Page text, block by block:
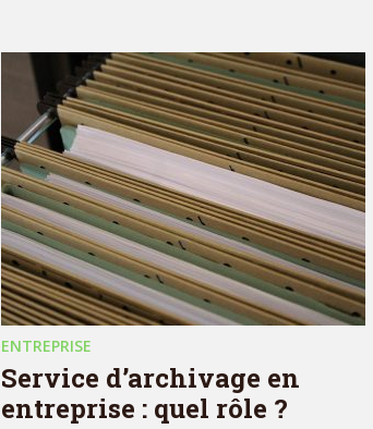
ENTREPRISE
Service d’archivage en
entreprise : quel rôle ?